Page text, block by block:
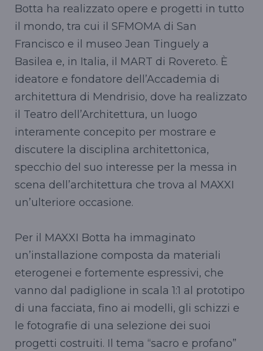
Botta ha realizzato opere e progetti in tutto
il mondo, tra cui il SFMOMA di San
Francisco e il museo Jean Tinguely a
Basilea e, in Italia, il MART di Rovereto. È
ideatore e fondatore dell’Accademia di
architettura di Mendrisio, dove ha realizzato
il Teatro dell’Architettura, un luogo
interamente concepito per mostrare e
discutere la disciplina architettonica,
specchio del suo interesse per la messa in
scena dell’architettura che trova al MAXXI
un’ulteriore occasione.
Per il MAXXI Botta ha immaginato
un’installazione composta da materiali
eterogenei e fortemente espressivi, che
vanno dal padiglione in scala 1:1 al prototipo
di una facciata, fino ai modelli, gli schizzi e
le fotografie di una selezione dei suoi
progetti costruiti. Il tema “sacro e profano”